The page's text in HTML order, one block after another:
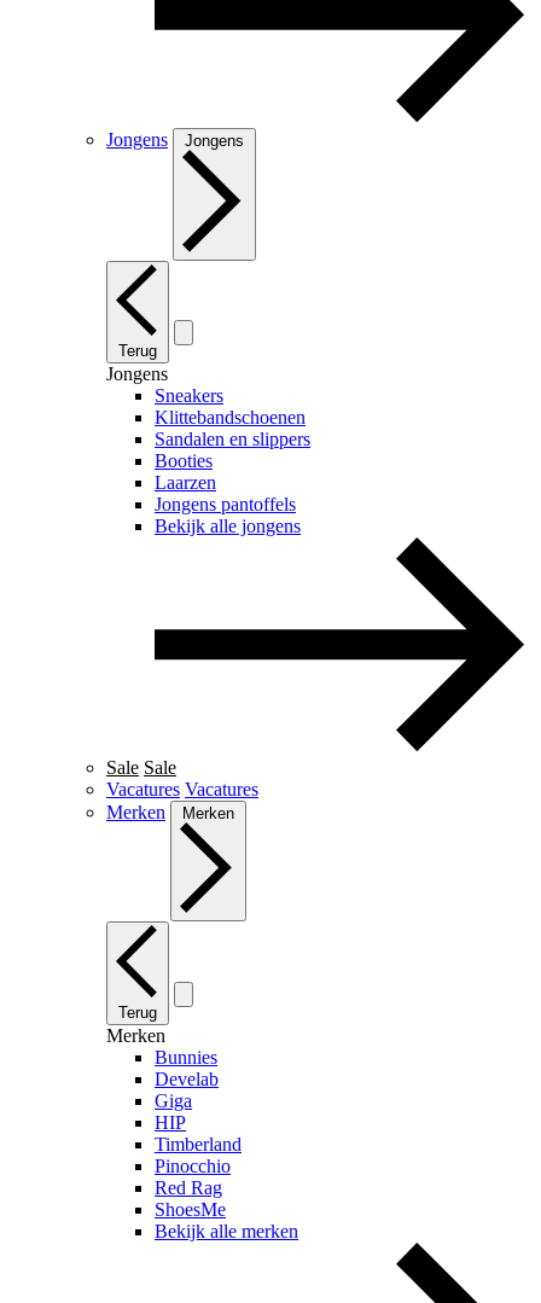
Jongens Jongens
Terug
Jongens
Sneakers
Klittebandschoenen
Sandalen en slippers
Booties
Laarzen
Jongens pantoffels
Bekijk alle jongens
Sale Sale
Vacatures Vacatures
Merken
Merken
Terug
Merken
Bunnies
Develab
Giga
HIP
Timberland
Pinocchio
Red Rag
ShoesMe
Bekijk alle merken